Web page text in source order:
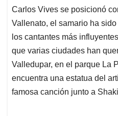
s
A
p
p
b
o
o
k
e
d
I
n
l
a
d
s
Carlos Vives se posicionó
Vallenato, el samario ha
los cantantes más
que varias ciudades han
Valledupar, en el parque La
encuentra una estatua del
famosa canción junto a